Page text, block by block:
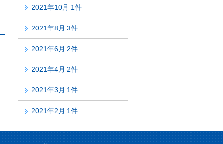
2021年10月 1件
2021年8月 3件
2021年6月 2件
2021年4月 2件
2021年3月 1件
2021年2月 1件